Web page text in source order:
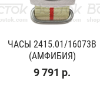
ЧАСЫ 2415.01/16073В
(АМФИБИЯ)
9 791 р.